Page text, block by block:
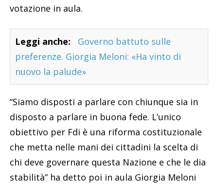
votazione in aula.
Leggi anche:
Governo battuto sulle
preferenze. Giorgia Meloni: «Ha vinto di
nuovo la palude»
“Siamo disposti a parlare con chiunque sia in
disposto a parlare in buona fede. L’unico
obiettivo per Fdi è una riforma costituzionale
che metta nelle mani dei cittadini la scelta di
chi deve governare questa Nazione e che le dia
stabilità” ha detto poi in aula Giorgia Meloni